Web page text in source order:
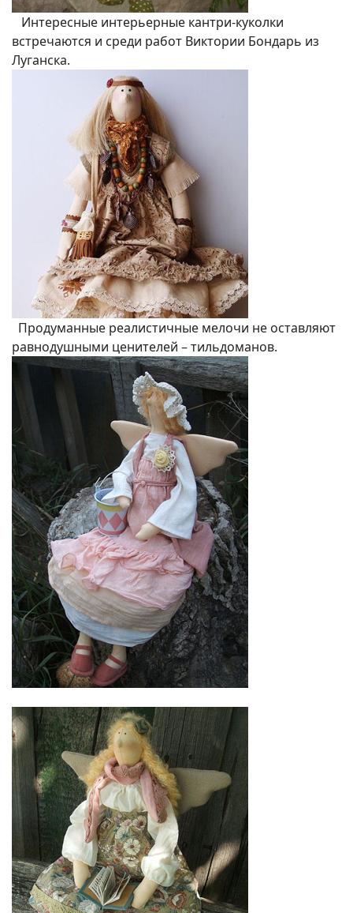
Интересные интерьерные кантри-куколки
встречаются и среди работ Виктории Бондарь из
Луганска.
Продуманные реалистичные мелочи не оставляют
равнодушными ценителей – тильдоманов.